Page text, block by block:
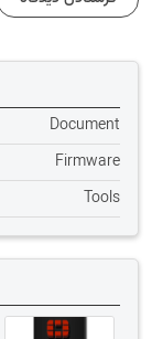
Document
Firmware
Tools